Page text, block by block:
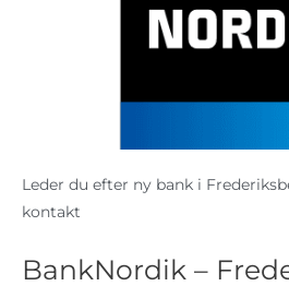
Leder du efter ny bank i
kontakt
BankNordik –